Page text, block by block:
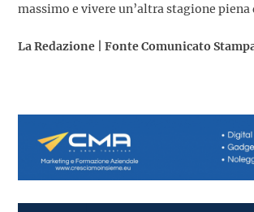
massimo e vivere un’altra stagione
La Redazione | Fonte Comunicato